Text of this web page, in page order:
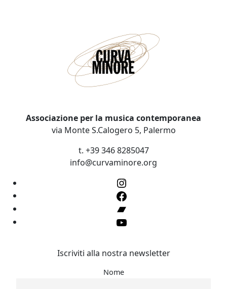
Associazione per la musica contemporanea
via Monte S.Calogero 5, Palermo
t. +39 346 8285047
info@curvaminore.org
Iscriviti alla nostra newsletter
Nome